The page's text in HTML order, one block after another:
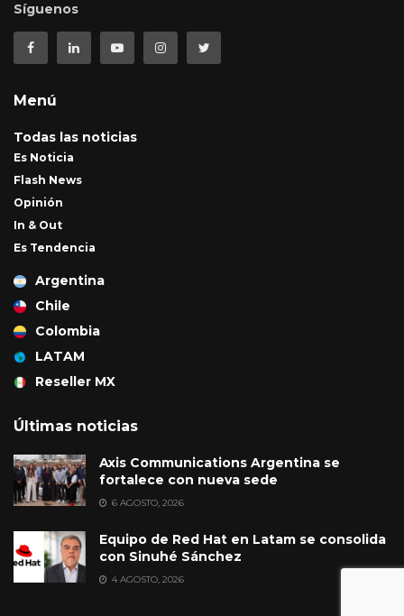
Síguenos
Menú
Todas las noticias
Es Noticia
Flash News
Opinión
In & Out
Es Tendencia
Argentina
Chile
Colombia
LATAM
Reseller MX
Últimas noticias
Axis Communications Argentina se
fortalece con nueva sede
6 AGOSTO, 2026
Equipo de Red Hat en Latam se consolida
con Sinuhé Sánchez
4 AGOSTO, 2026